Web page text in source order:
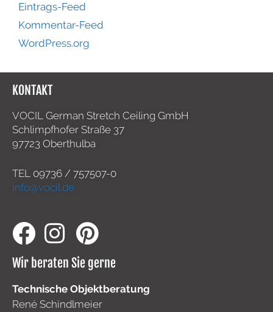
Eintrags-Feed
Kommentar-Feed
WordPress.org
KONTAKT
VOCIL German Stretch Ceiling GmbH
Schlimpfhofer Straße 37
97723 Oberthulba
TEL 09736 / 757507-0
info@vocil.de
Wir beraten Sie gerne
Technische Objektberatung
René Schindlmeier